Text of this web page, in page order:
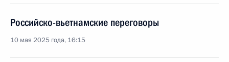
Российско-вьетнамские переговоры
10 мая 2025 года, 16:15